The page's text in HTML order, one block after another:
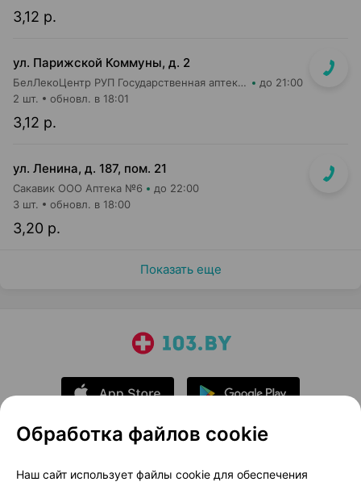
3,12 р.
ул. Парижской Коммуны, д. 2
БелЛекоЦентр РУП Государственная аптека №19 до 21:00
3,12 р.
2 шт. обновл. в 18:01
ул. Ленина, д. 187, пом. 21
Сакавик ООО Аптека №6 до 22:00
3,20 р.
3 шт. обновл. в 18:00
Показать еще
О проекте Новости проекта
Обработка файлов cookie
Наш сайт использует файлы cookie для обеспечения